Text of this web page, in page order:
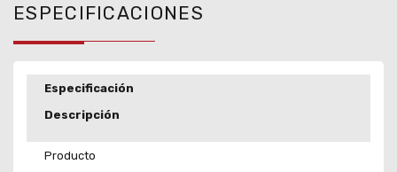
ESPECIFICACIONES
Especificación
Descripción
Producto